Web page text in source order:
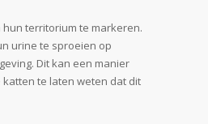
territorium te markeren.
urine te sproeien op
Dit kan een manier
te laten weten dat dit